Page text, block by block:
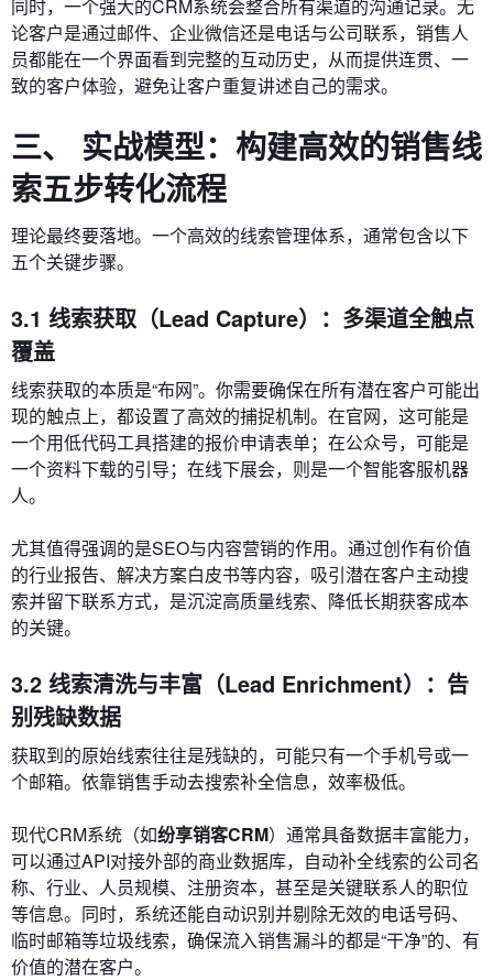
同时，一个强大的CRM系统会整合所有渠道的沟通记录。无
论客户是通过邮件、企业微信还是电话与公司联系，销售人
员都能在一个界面看到完整的互动历史，从而提供连贯、一
致的客户体验，避免让客户重复讲述自己的需求。
三、 实战模型：构建高效的销售线
索五步转化流程
理论最终要落地。一个高效的线索管理体系，通常包含以下
五个关键步骤。
3.1 线索获取（Lead Capture）：多渠道全触点
覆盖
线索获取的本质是“布网”。你需要确保在所有潜在客户可能出
现的触点上，都设置了高效的捕捉机制。在官网，这可能是
一个用低代码工具搭建的报价申请表单；在公众号，可能是
一个资料下载的引导；在线下展会，则是一个智能客服机器
人。
尤其值得强调的是SEO与内容营销的作用。通过创作有价值
的行业报告、解决方案白皮书等内容，吸引潜在客户主动搜
索并留下联系方式，是沉淀高质量线索、降低长期获客成本
的关键。
3.2 线索清洗与丰富（Lead Enrichment）：告
别残缺数据
获取到的原始线索往往是残缺的，可能只有一个手机号或一
个邮箱。依靠销售手动去搜索补全信息，效率极低。
现代CRM系统（如纷享销客CRM）通常具备数据丰富能力，
可以通过API对接外部的商业数据库，自动补全线索的公司名
称、行业、人员规模、注册资本，甚至是关键联系人的职位
等信息。同时，系统还能自动识别并剔除无效的电话号码、
临时邮箱等垃圾线索，确保流入销售漏斗的都是“干净”的、有
价值的潜在客户。